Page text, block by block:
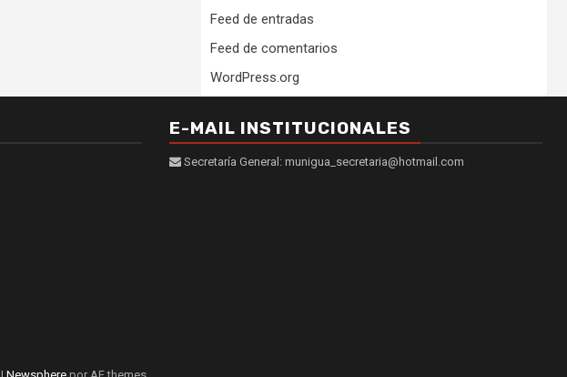
Feed de entradas
Feed de comentarios
WordPress.org
E-MAIL INSTITUCIONALES
Secretaría General: munigua_secretaria@hotmail.com